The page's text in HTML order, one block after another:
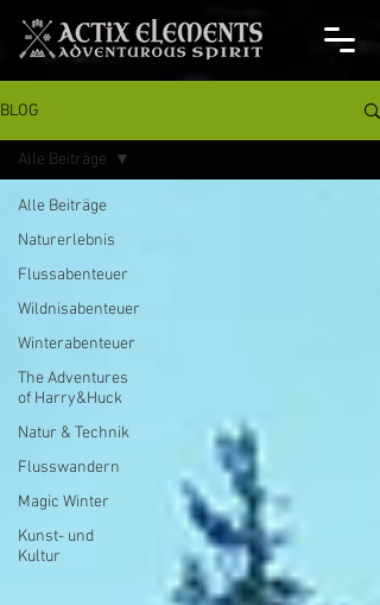
BLOG
Alle Beiträge
Naturerlebnis
Flussabenteuer
Wildnisabenteuer
Winterabenteuer
The Adventures
of Harry&Huck
Natur & Technik
Flusswandern
Magic Winter
Kunst- und
Kultur
Alle Beiträge